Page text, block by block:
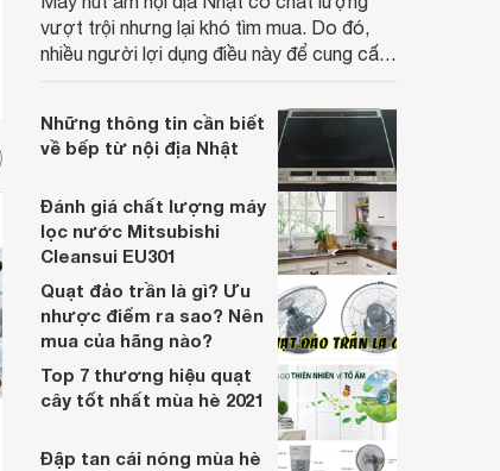
vượt trội nhưng lại khó tìm mua. Do đó,
nhiều người lợi dụng điều này để cung cấp
máy hút ẩm nội địa của Nhật và những lưu
ý khi mua hàng nhé!
Những thông tin cần biết
về bếp từ nội địa Nhật
Đánh giá chất lượng máy
lọc nước Mitsubishi
Cleansui EU301
Quạt đảo trần là gì? Ưu
nhược điểm ra sao? Nên
mua của hãng nào?
Top 7 thương hiệu quạt
cây tốt nhất mùa hè 2021
Đập tan cái nóng mùa hè